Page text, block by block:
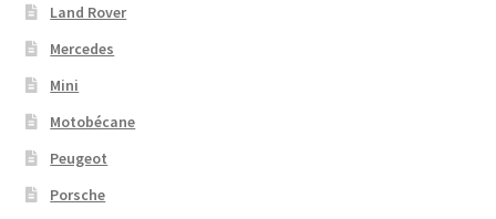
Land Rover
Mercedes
Mini
Motobécane
Peugeot
Porsche